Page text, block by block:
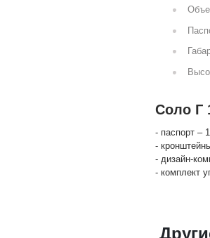
Соло Г
- паспорт –
-
- дизайн-
- комплект